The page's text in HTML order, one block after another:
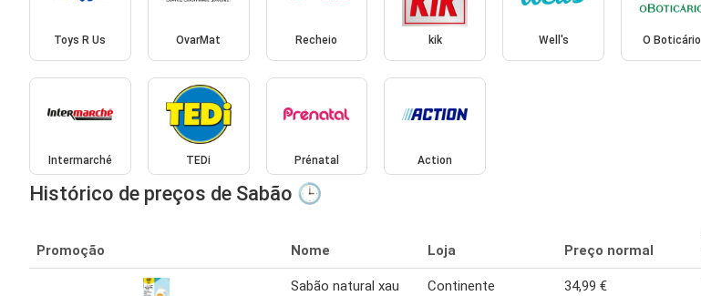
Toys R Us OvarMat Recheio kik Well's O Boticário
Intermarché TEDi Prénatal Action
Histórico de preços de Sabão 🕒
Promoção Nome Loja Preço normal
Sabão natural xau
Continente 34,99 €